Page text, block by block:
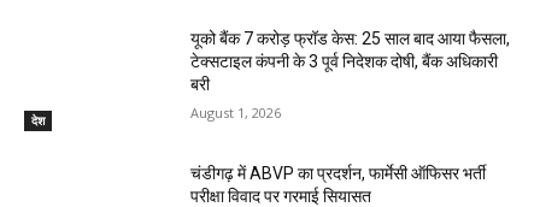
देश
यूको बैंक 7 करोड़ फ्रॉड केस: 25 साल बाद आया फैसला,
टेक्सटाइल कंपनी के 3 पूर्व निदेशक दोषी, बैंक अधिकारी
बरी
August 1, 2026
चंडीगढ़ में ABVP का प्रदर्शन, फार्मेसी ऑफिसर भर्ती
परीक्षा विवाद पर गरमाई सियासत